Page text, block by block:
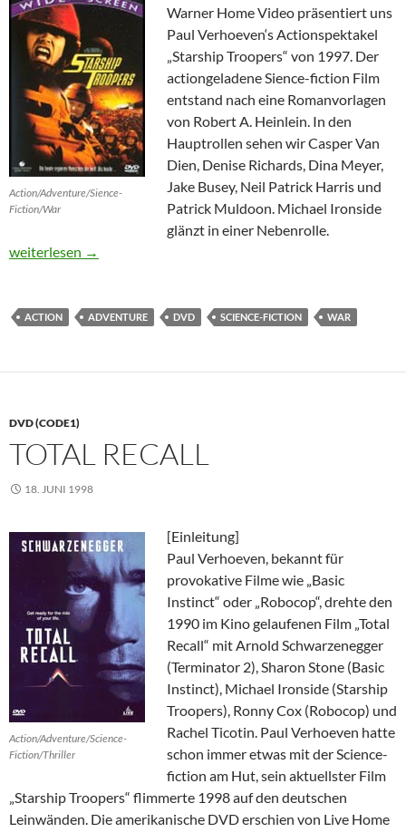
Action/Adventure/Sience-
Fiction/War
Warner Home Video präsentiert uns
Paul Verhoeven‘s Actionspektakel
„Starship Troopers“ von 1997. Der
actiongeladene Sience-fiction Film
entstand nach eine Romanvorlagen
von Robert A. Heinlein. In den
Hauptrollen sehen wir Casper Van
Dien, Denise Richards, Dina Meyer,
Jake Busey, Neil Patrick Harris und
Patrick Muldoon. Michael Ironside
glänzt in einer Nebenrolle.
Starship Troopers
weiterlesen →
ACTION ADVENTURE DVD SCIENCE-FICTION WAR
DVD (CODE1)
TOTAL RECALL
18. JUNI 1998
Action/Adventure/Science-
Fiction/Thriller
[Einleitung]
Paul Verhoeven, bekannt für
provokative Filme wie „Basic
Instinct“ oder „Robocop“, drehte den
1990 im Kino gelaufenen Film „Total
Recall“ mit Arnold Schwarzenegger
(Terminator 2), Sharon Stone (Basic
Instinct), Michael Ironside (Starship
Troopers), Ronny Cox (Robocop) und
Rachel Ticotin. Paul Verhoeven hatte
schon immer etwas mit der Science-
fiction am Hut, sein aktuellster Film
„Starship Troopers“ flimmerte 1998 auf den deutschen
Leinwänden. Die amerikanische DVD erschien von Live Home